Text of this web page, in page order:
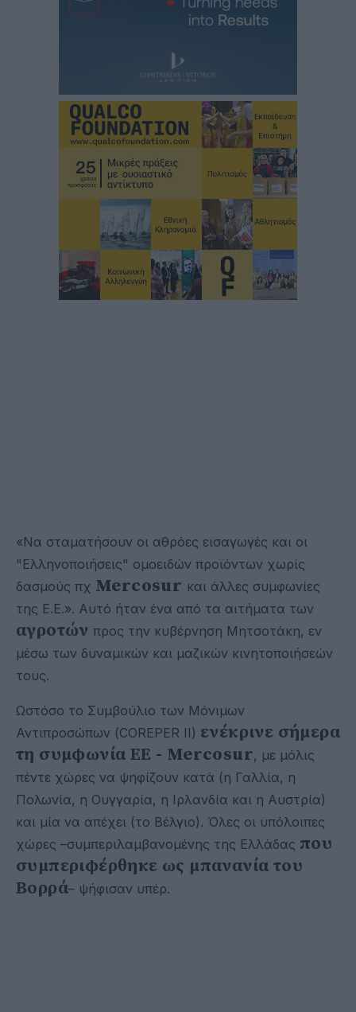
«Να σταματήσουν οι αθρόες εισαγωγές και οι
"Ελληνοποιήσεις" ομοειδών προϊόντων χωρίς
δασμούς πχ Mercosur και άλλες συμφωνίες
της Ε.Ε.». Αυτό ήταν ένα από τα αιτήματα των
αγροτών προς την κυβέρνηση Μητσοτάκη, εν
μέσω των δυναμικών και μαζικών κινητοποιήσεών
τους.
Ωστόσο το Συμβούλιο των Μόνιμων
Αντιπροσώπων (COREPER II) ενέκρινε σήμερα
τη συμφωνία ΕΕ - Mercosur, με μόλις
πέντε χώρες να ψηφίζουν κατά (η Γαλλία, η
Πολωνία, η Ουγγαρία, η Ιρλανδία και η Αυστρία)
και μία να απέχει (το Βέλγιο). Όλες οι υπόλοιπες
χώρες –συμπεριλαμβανομένης της Ελλάδας που
συμπεριφέρθηκε ως μπανανία του
Βορρά– ψήφισαν υπέρ.